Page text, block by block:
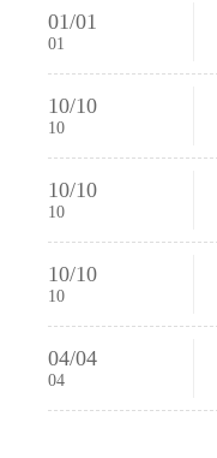
01/01
01
10/10
10
10/10
10
10/10
10
04/04
04